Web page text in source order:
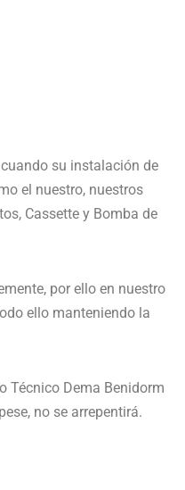
su instalación de
el nuestro, nuestros
Cassette y Bomba de
por ello en nuestro
ello manteniendo la
Técnico Dema Benidorm
no se arrepentirá.